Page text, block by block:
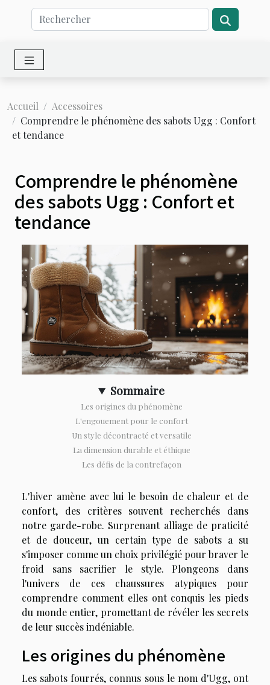
Accueil
Accessoires
Comprendre le phénomène des sabots Ugg : Confort
et tendance
Comprendre le phénomène
des sabots Ugg : Confort et
tendance
Sommaire
Les origines du phénomène
L'engouement pour le confort
Un style décontracté et versatile
La dimension durable et éthique
Les défis de la contrefaçon
L'hiver amène avec lui le besoin de chaleur et de
confort, des critères souvent recherchés dans
notre garde-robe. Surprenant alliage de praticité
et de douceur, un certain type de sabots a su
s'imposer comme un choix privilégié pour braver le
froid sans sacrifier le style. Plongeons dans
l'univers de ces chaussures atypiques pour
comprendre comment elles ont conquis les pieds
du monde entier, promettant de révéler les secrets
de leur succès indéniable.
Les origines du phénomène
Les sabots fourrés, connus sous le nom d'Ugg, ont